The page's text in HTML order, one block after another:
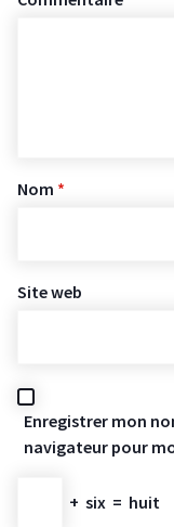
Nom *
Site web
Enregistrer mon
navigateur pour
+ six = huit